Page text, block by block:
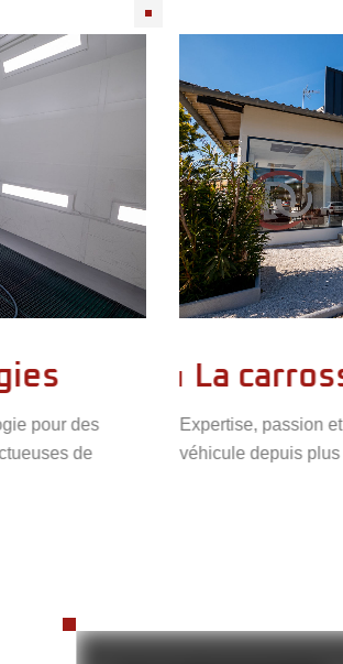
La carrosserie
Expertise, passion et innovation au service
véhicule depuis plus de 20 ans.